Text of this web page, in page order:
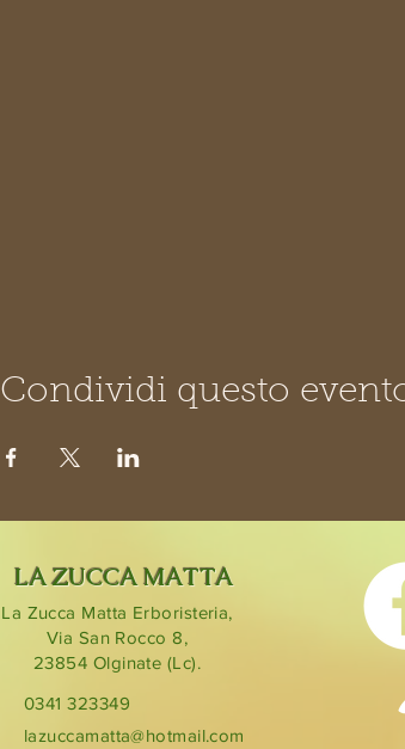
Condividi questo
LA ZUCCA MATTA
La Zucca Matta Erboristeria,
Via San Rocco 8,
23854 Olginate (Lc).
0341 323349
lazuccamatta@hotmail.com